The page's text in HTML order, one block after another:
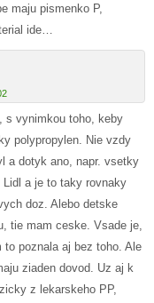
maju pismenko P,
ide…
s vynimkou toho, keby
polypropylen. Nie vzdy
a dotyk ano, napr. vsetky
a je to taky rovnaky
doz. Alebo detske
tie mam ceske. Vsade je,
poznala aj bez toho. Ale
ziaden dovod. Uz aj k
z lekarskeho PP,